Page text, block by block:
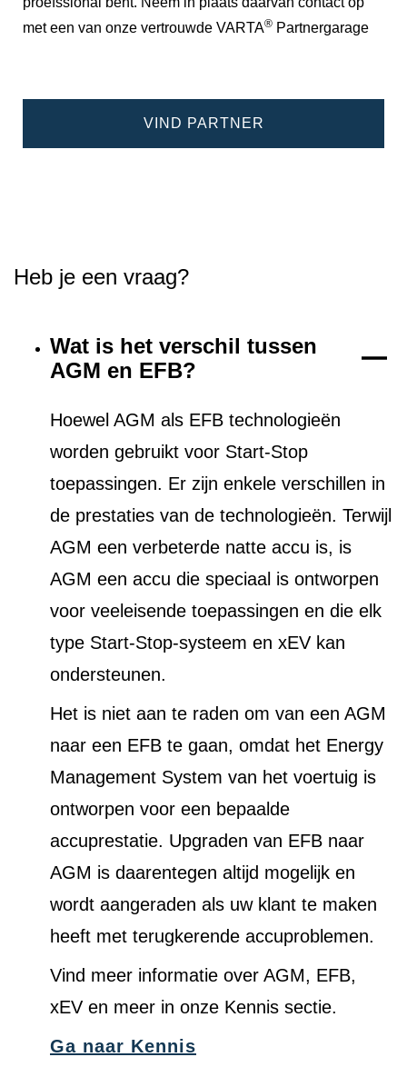
met een van onze vertrouwde VARTA® Partnergarage
VIND PARTNER
Heb je een vraag?
Wat is het verschil tussen
AGM en EFB?
Hoewel AGM als EFB technologieën
worden gebruikt voor Start-Stop
toepassingen. Er zijn enkele verschillen in
de prestaties van de technologieën. Terwijl
AGM een verbeterde natte accu is, is
AGM een accu die speciaal is ontworpen
voor veeleisende toepassingen en die elk
type Start-Stop-systeem en xEV kan
ondersteunen.
Het is niet aan te raden om van een AGM
naar een EFB te gaan, omdat het Energy
Management System van het voertuig is
ontworpen voor een bepaalde
accuprestatie. Upgraden van EFB naar
AGM is daarentegen altijd mogelijk en
wordt aangeraden als uw klant te maken
heeft met terugkerende accuproblemen.
Vind meer informatie over AGM, EFB,
xEV en meer in onze Kennis sectie.
Ga naar Kennis